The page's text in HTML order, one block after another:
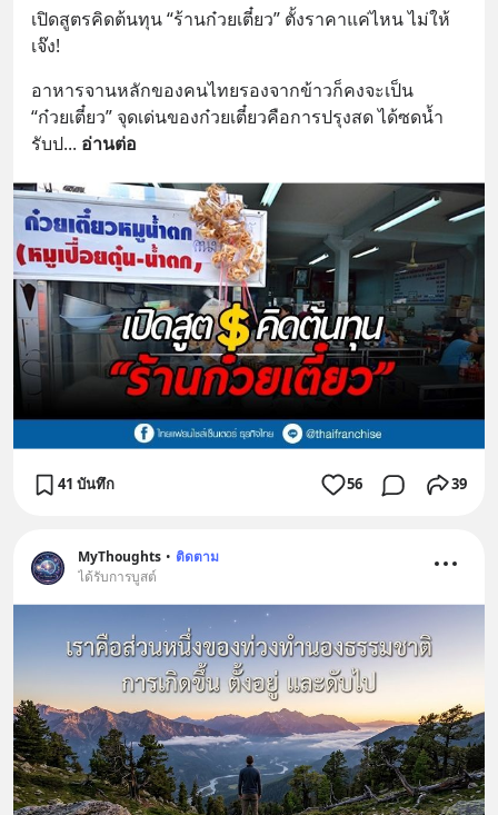
เปิดสูตรคิดต้นทุน “ร้านก๋วยเตี๋ยว” ตั้งราคาแค่ไหน ไม่ให้
เจ๊ง!
อาหารจานหลักของคนไทยรองจากข้าวก็คงจะเป็น
“ก๋วยเตี๋ยว” จุดเด่นของก๋วยเตี๋ยวคือการปรุงสด ได้ซดน้ำ
รับป... อ่านต่อ
41 บันทึก 56 39
MyThoughts • ติดตาม
ได้รับการบูสต์